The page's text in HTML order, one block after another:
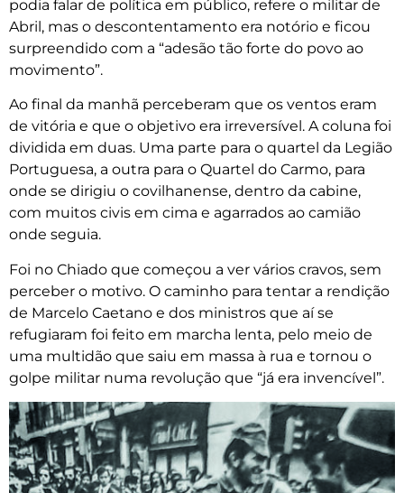
podia falar de política em público, refere o militar de
Abril, mas o descontentamento era notório e ficou
surpreendido com a “adesão tão forte do povo ao
movimento”.
Ao final da manhã perceberam que os ventos eram
de vitória e que o objetivo era irreversível. A coluna foi
dividida em duas. Uma parte para o quartel da Legião
Portuguesa, a outra para o Quartel do Carmo, para
onde se dirigiu o covilhanense, dentro da cabine,
com muitos civis em cima e agarrados ao camião
onde seguia.
Foi no Chiado que começou a ver vários cravos, sem
perceber o motivo. O caminho para tentar a rendição
de Marcelo Caetano e dos ministros que aí se
refugiaram foi feito em marcha lenta, pelo meio de
uma multidão que saiu em massa à rua e tornou o
golpe militar numa revolução que “já era invencível”.